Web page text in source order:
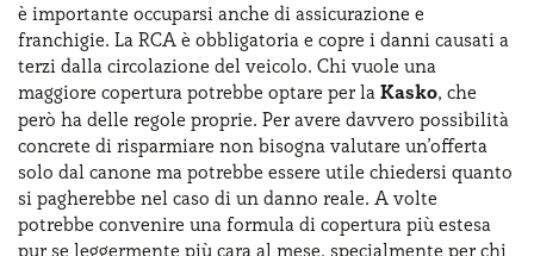
è importante occuparsi anche di assicurazione e
franchigie. La RCA è obbligatoria e copre i danni causati a
terzi dalla circolazione del veicolo. Chi vuole una
maggiore copertura potrebbe optare per la Kasko, che
però ha delle regole proprie. Per avere davvero possibilità
concrete di risparmiare non bisogna valutare un’offerta
solo dal canone ma potrebbe essere utile chiedersi quanto
si pagherebbe nel caso di un danno reale. A volte
potrebbe convenire una formula ​di copertura più estesa
pur se ​leggermente più cara al mese, specialmente per chi